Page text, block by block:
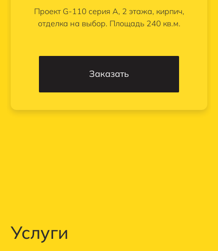
Проект G-110 серия А, 2 этажа, кирпич,
отделка на выбор. Площадь 240 кв.м.
Заказать
Услуги